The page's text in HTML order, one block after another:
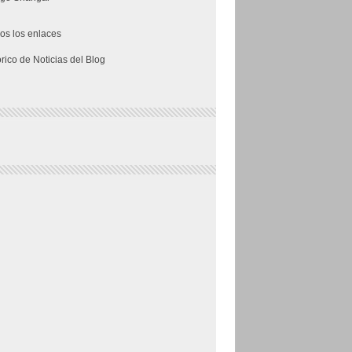
los enlaces
de Noticias del Blog